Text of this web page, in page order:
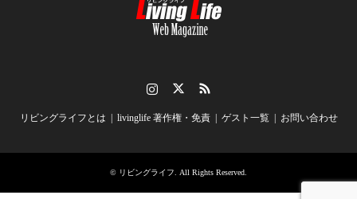
リビングライフとは livinglife 著作権・免責 ゲスト一覧 お問い合わせ
© リビングライフ . All Rights Reserved.